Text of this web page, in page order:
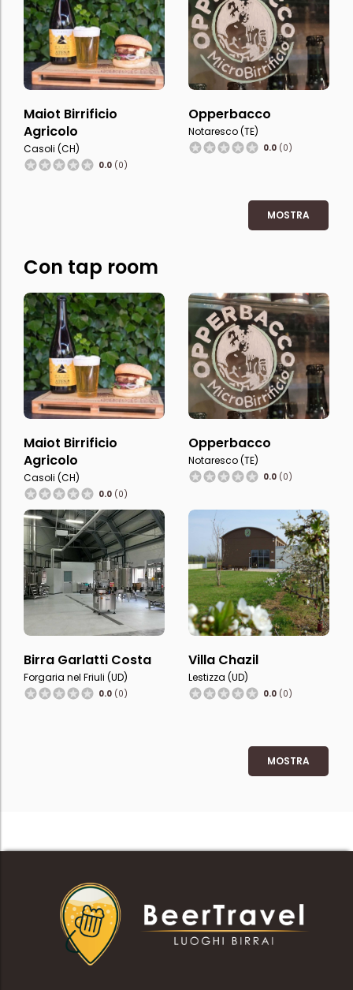
Maiot Birrificio
Agricolo
Casoli (CH)
0.0 (0)
Opperbacco
Notaresco (TE)
0.0 (0)
MOSTRA
Con tap room
Maiot Birrificio
Agricolo
Casoli (CH)
0.0 (0)
Opperbacco
Notaresco (TE)
0.0 (0)
Birra Garlatti Costa
Forgaria nel Friuli (UD)
0.0 (0)
Villa Chazil
Lestizza (UD)
0.0 (0)
MOSTRA